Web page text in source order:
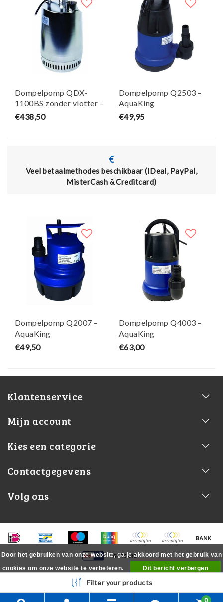
Dompelpomp QDX-
1100BS zonder vlotter –
AquaKing
€438,50
Dompelpomp Q2503 –
AquaKing
€49,95
Veel betaalmethodes beschikbaar (IDeal, PayPal,
MisterCash & Creditcard)
Dompelpomp Q2007 –
AquaKing
€49,50
Dompelpomp Q4003 –
AquaKing
€63,00
Klantenservice
Mijn account
Kies een categorie
Contactgegevens
Volg ons
Filter your products
0
Door het gebruiken van onze website, ga je akkoord met het gebruik van
cookies om onze website te verbeteren.
Dit bericht verbergen
Meer over cookies »